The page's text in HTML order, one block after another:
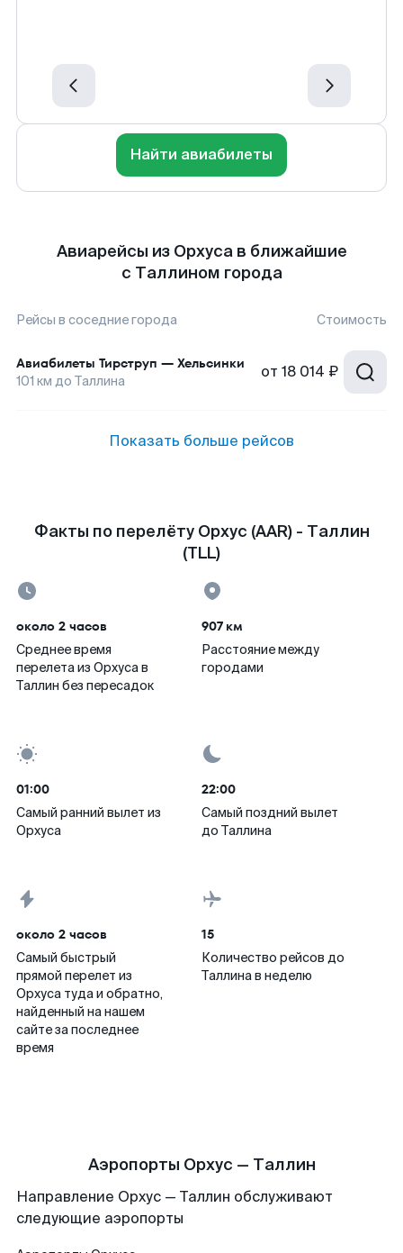
Найти авиабилеты
Авиарейсы из Орхуса в ближайшие
с Таллином города
Рейсы в соседние города Стоимость
Авиабилеты Тирструп — Хельсинки
101 км до Таллина от 18 014 ₽
Показать больше рейсов
Факты по перелёту Орхус (AAR) - Таллин
(TLL)
около 2 часов
Среднее время
перелета из Орхуса в
Таллин без пересадок
907 км
Расстояние между
городами
01:00
Самый ранний вылет из
Орхуса
22:00
Самый поздний вылет
до Таллина
около 2 часов
Самый быстрый
прямой перелет из
Орхуса туда и обратно,
найденный на нашем
сайте за последнее
время
15
Количество рейсов до
Таллина в неделю
Аэропорты Орхус — Таллин
Направление Орхус — Таллин обслуживают
следующие аэропорты